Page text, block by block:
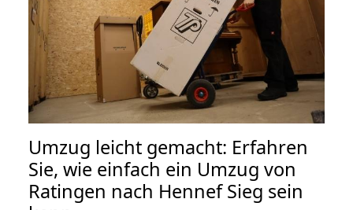
Umzug leicht gemacht: Erfahren
Sie, wie einfach ein Umzug von
Ratingen nach Hennef Sieg sein